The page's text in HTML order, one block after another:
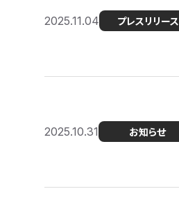
2025.11.04 プレスリリース
2025.10.31 お知らせ